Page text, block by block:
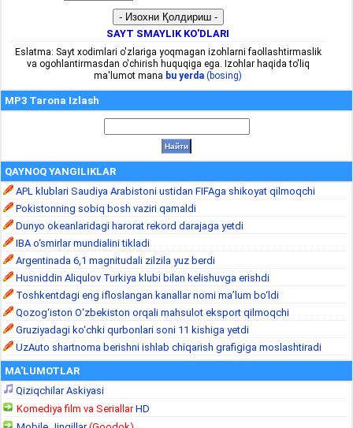
SAYT SMAYLIK KO'DLARI
Eslatma: Sayt xodimlari o'zlariga yoqmagan izohlarni faollashtirmaslik
va ogohlantirmasdan o'chirish huquqiga ega. Izohlar haqida to'liq
ma'lumot mana bu yerda (bosing)
MP3 Tarona Izlash
QAYNOQ YANGILIKLAR
APL klublari Saudiya Arabistoni ustidan FIFAga shikoyat qilmoqchi
Pokistonning sobiq bosh vaziri qamaldi
Dunyo okeanlaridagi harorat rekord darajaga yetdi
IBA o‘smirlar mundialini tikladi
Argentinada 6,1 magnitudali zilzila yuz berdi
Husniddin Aliqulov Turkiya klubi bilan kelishuvga erishdi
Toshkentdagi eng ifloslangan kanallar nomi ma’lum bo‘ldi
Qozog‘iston O‘zbekiston orqali mahsulot eksport qilmoqchi
Gruziyadagi ko‘chki qurbonlari soni 11 kishiga yetdi
UzAuto shartnoma berishni ishlab chiqarish grafigiga moslashtiradi
MA'LUMOTLAR
Qiziqchilar Askiyasi
Komediya film va SeriallarHD